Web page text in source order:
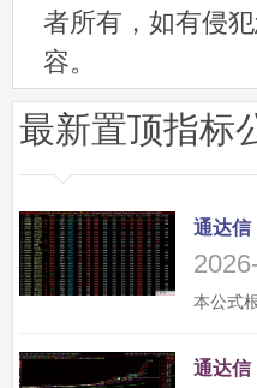
者所有，如有侵
容。
最新置顶指标